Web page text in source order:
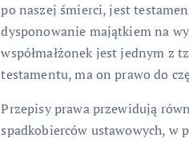
po naszej śmierci, jest
dysponowanie majątkiem na
współmałżonek jest jednym z
testamentu, ma on prawo do
Przepisy prawa przewidują
spadkobierców ustawowych,